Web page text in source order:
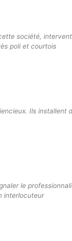
société,
poli et courtois
Ils installent
le
interlocuteur